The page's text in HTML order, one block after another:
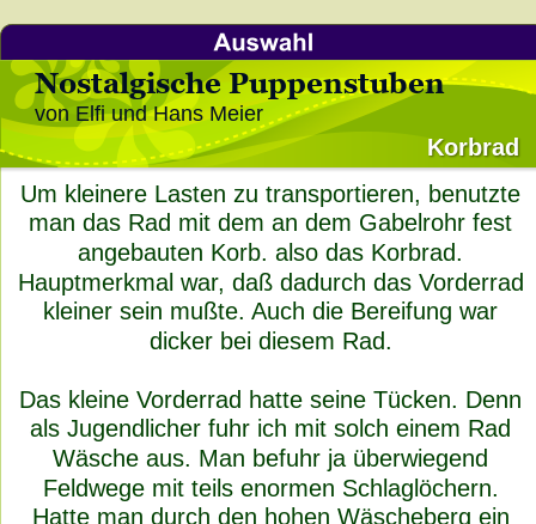
Korbrad
Nostalgische Puppenstuben
von Elfi und Hans Meier
Um kleinere Lasten zu transportieren, benutzte
man das Rad mit dem an dem Gabelrohr fest
angebauten Korb. also das Korbrad.
Hauptmerkmal war, daß dadurch das Vorderrad
kleiner sein mußte. Auch die Bereifung war
dicker bei diesem Rad.
Das kleine Vorderrad hatte seine Tücken. Denn
als Jugendlicher fuhr ich mit solch einem Rad
Wäsche aus. Man befuhr ja überwiegend
Feldwege mit teils enormen Schlaglöchern.
Hatte man durch den hohen Wäscheberg ein